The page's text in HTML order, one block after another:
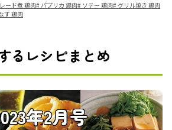
ード煮 鶏肉#パプリカ 鶏肉# ソテー 鶏肉# グリル焼き 鶏肉
す 鶏肉
るレシピまとめ
年2月号